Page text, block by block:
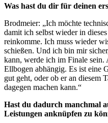
Was hast du dir für deinen
Brodmeier: „Ich möchte
damit ich selbst wieder in
reinkomme. Ich muss wieder
schießen. Und ich bin mir
kann, werde ich im Finale sein.
Ellbogen abhängig. Es ist eine
gut geht, oder ob er an diesem
dagegen machen kann.“
Hast du dadurch manchmal
Leistungen anknüpfen zu